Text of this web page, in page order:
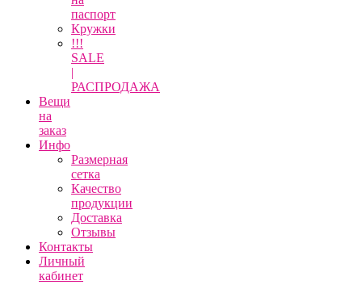
паспорт
Кружки
!!!
SALE
|
РАСПРОДАЖА
Вещи
на
заказ
Инфо
Размерная
сетка
Качество
продукции
Доставка
Отзывы
Контакты
Личный
кабинет